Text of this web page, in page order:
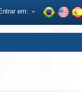
em: